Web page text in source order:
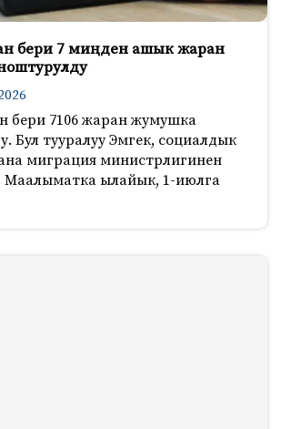
бери 7 миңден ашык жаран
7106 жаран жумушка
Бул тууралуу Эмгек, социалдык
миграция министрлигинен
ылайык, 1-июлга